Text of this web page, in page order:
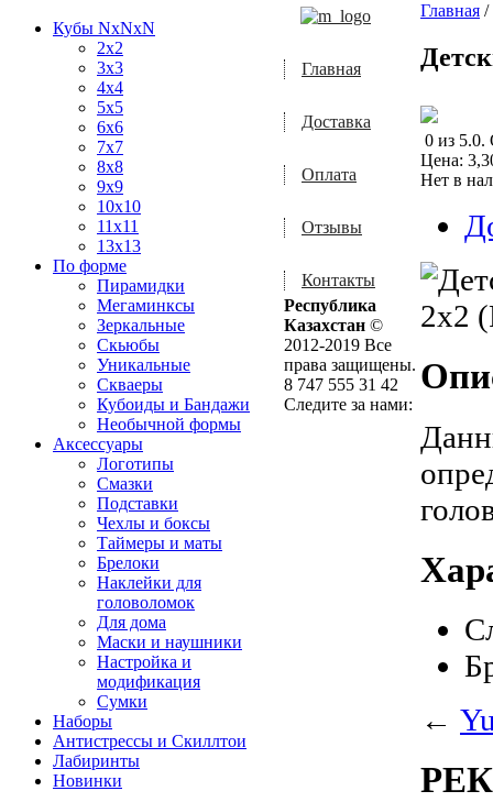
Кубы NxNxN
2x2
3x3
4x4
5x5
6x6
7x7
8x8
9x9
10x10
11x11
13x13
По форме
Пирамидки
Мегаминксы
Зеркальные
Скьюбы
Уникальные
Скваеры
Кубоиды и Бандажи
Необычной формы
Аксессуары
Логотипы
Смазки
Подставки
Чехлы и боксы
Таймеры и маты
Брелоки
Наклейки для
головоломок
Для дома
Маски и наушники
Настройка и
модификация
Сумки
Наборы
Антистрессы и Скиллтои
Лабиринты
Новинки
Главная /
0 из 5.0.
Цена:
Нет в
←
Главная
Доставка
Оплата
Отзывы
Контакты
Республика
Казахстан ©
2012-2019 Все
права защищены.
8 747 555 31 42
Следите за нами: